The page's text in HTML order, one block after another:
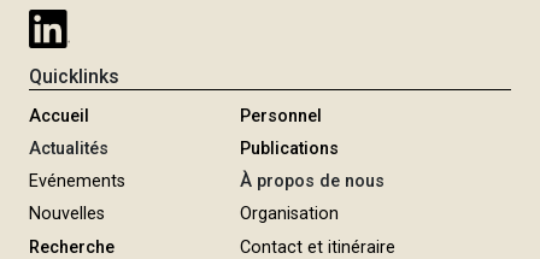
Quicklinks
Accueil
Actualités
Evénements
Nouvelles
Recherche
Personnel
Publications
À propos de nous
Organisation
Contact et itinéraire